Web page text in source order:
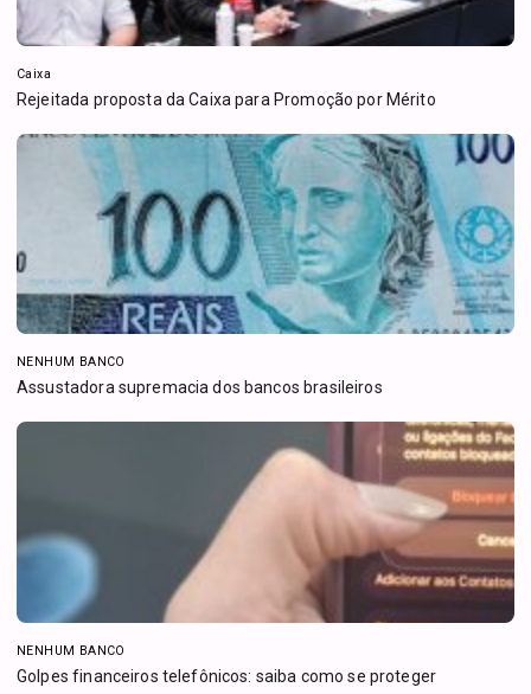
Caixa
Rejeitada proposta da Caixa para Promoção por Mérito
NENHUM BANCO
Assustadora supremacia dos bancos brasileiros
NENHUM BANCO
Golpes financeiros telefônicos: saiba como se proteger